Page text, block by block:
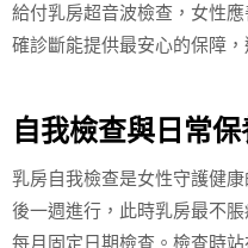
給付乳房超音波檢查，女性
確診斷能提供最安心的保障，
自我檢查與日常
乳房自我檢查是女性守護健
後一週進行，此時乳房最不
每月固定日期檢查。檢查時